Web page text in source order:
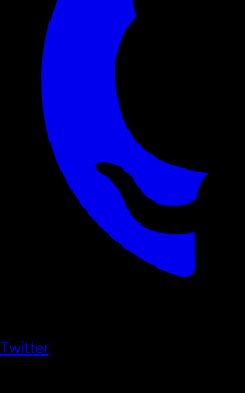
Twitter